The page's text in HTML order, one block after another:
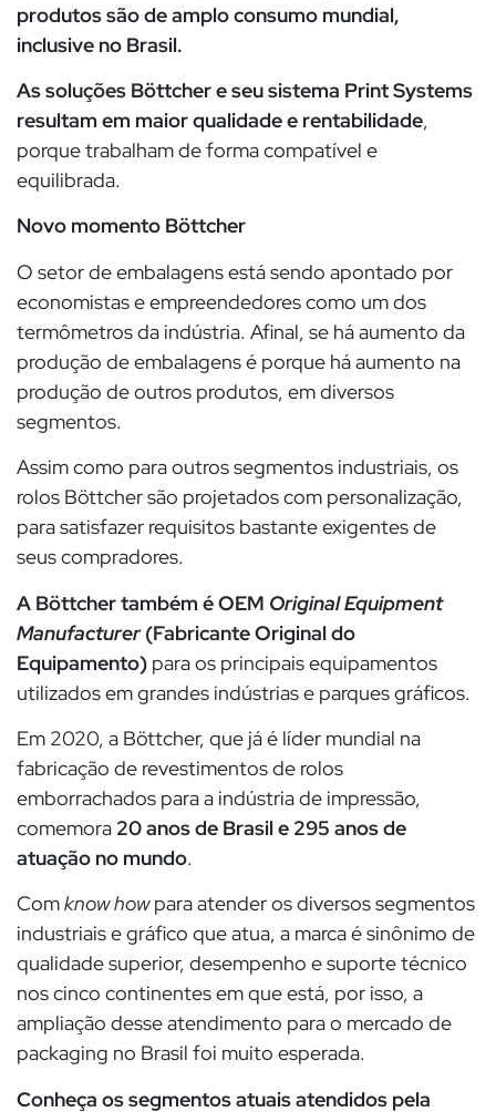
produtos são de amplo consumo mundial,
inclusive no Brasil.
As soluções Böttcher e seu sistema Print Systems
resultam em maior qualidade e rentabilidade,
porque trabalham de forma compatível e
equilibrada.
Novo momento Böttcher
O setor de embalagens está sendo apontado por
economistas e empreendedores como um dos
termômetros da indústria. Afinal, se há aumento da
produção de embalagens é porque há aumento na
produção de outros produtos, em diversos
segmentos.
Assim como para outros segmentos industriais, os
rolos Böttcher são projetados com personalização,
para satisfazer requisitos bastante exigentes de
seus compradores.
A Böttcher também éOEM Original Equipment
Manufacturer(Fabricante Original do
Equipamento) para os principais equipamentos
utilizados em grandes indústrias e parques gráficos.
Em 2020, a Böttcher, que já é líder mundial na
fabricação de revestimentos de rolos
emborrachados para a indústria de impressão,
comemora 20 anos de Brasil e 295 anos de
atuação no mundo.
Comknow howpara atender os diversos segmentos
industriais e gráfico que atua, a marca é sinônimo de
qualidade superior, desempenho e suporte técnico
nos cinco continentes em que está, por isso, a
ampliação desse atendimento para o mercado de
packaging no Brasil foi muito esperada.
Conheça os segmentos atuais atendidos pela